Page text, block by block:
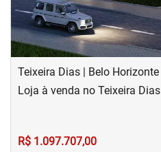
Teixeira Dias | Belo Horizonte
Loja à venda no Teixeira Dias
R$ 1.097.707,00